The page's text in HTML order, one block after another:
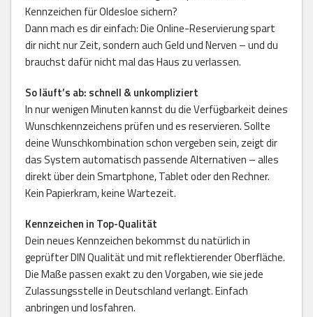
Kennzeichen für Oldesloe sichern?
Dann mach es dir einfach: Die Online-Reservierung spart
dir nicht nur Zeit, sondern auch Geld und Nerven – und du
brauchst dafür nicht mal das Haus zu verlassen.
So läuft’s ab: schnell & unkompliziert
In nur wenigen Minuten kannst du die Verfügbarkeit deines
Wunschkennzeichens prüfen und es reservieren. Sollte
deine Wunschkombination schon vergeben sein, zeigt dir
das System automatisch passende Alternativen – alles
direkt über dein Smartphone, Tablet oder den Rechner.
Kein Papierkram, keine Wartezeit.
Kennzeichen in Top-Qualität
Dein neues Kennzeichen bekommst du natürlich in
geprüfter DIN Qualität und mit reflektierender Oberfläche.
Die Maße passen exakt zu den Vorgaben, wie sie jede
Zulassungsstelle in Deutschland verlangt. Einfach
anbringen und losfahren.